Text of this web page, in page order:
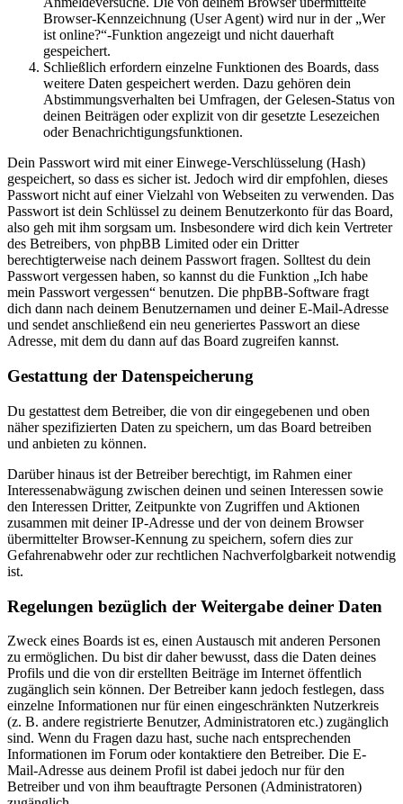
Browser-Kennzeichnung (User Agent) wird nur in der „Wer
ist online?“-Funktion angezeigt und nicht dauerhaft
gespeichert.
Schließlich erfordern einzelne Funktionen des Boards, dass
weitere Daten gespeichert werden. Dazu gehören dein
Abstimmungsverhalten bei Umfragen, der Gelesen-Status von
deinen Beiträgen oder explizit von dir gesetzte Lesezeichen
oder Benachrichtigungsfunktionen.
Dein Passwort wird mit einer Einwege-Verschlüsselung (Hash)
gespeichert, so dass es sicher ist. Jedoch wird dir empfohlen, dieses
Passwort nicht auf einer Vielzahl von Webseiten zu verwenden. Das
Passwort ist dein Schlüssel zu deinem Benutzerkonto für das Board,
also geh mit ihm sorgsam um. Insbesondere wird dich kein Vertreter
des Betreibers, von phpBB Limited oder ein Dritter
berechtigterweise nach deinem Passwort fragen. Solltest du dein
Passwort vergessen haben, so kannst du die Funktion „Ich habe
mein Passwort vergessen“ benutzen. Die phpBB-Software fragt
dich dann nach deinem Benutzernamen und deiner E-Mail-Adresse
und sendet anschließend ein neu generiertes Passwort an diese
Adresse, mit dem du dann auf das Board zugreifen kannst.
Gestattung der Datenspeicherung
Du gestattest dem Betreiber, die von dir eingegebenen und oben
näher spezifizierten Daten zu speichern, um das Board betreiben
und anbieten zu können.
Darüber hinaus ist der Betreiber berechtigt, im Rahmen einer
Interessenabwägung zwischen deinen und seinen Interessen sowie
den Interessen Dritter, Zeitpunkte von Zugriffen und Aktionen
zusammen mit deiner IP-Adresse und der von deinem Browser
übermittelter Browser-Kennung zu speichern, sofern dies zur
Gefahrenabwehr oder zur rechtlichen Nachverfolgbarkeit notwendig
ist.
Regelungen bezüglich der Weitergabe deiner Daten
Zweck eines Boards ist es, einen Austausch mit anderen Personen
zu ermöglichen. Du bist dir daher bewusst, dass die Daten deines
Profils und die von dir erstellten Beiträge im Internet öffentlich
zugänglich sein können. Der Betreiber kann jedoch festlegen, dass
einzelne Informationen nur für einen eingeschränkten Nutzerkreis
(z. B. andere registrierte Benutzer, Administratoren etc.) zugänglich
sind. Wenn du Fragen dazu hast, suche nach entsprechenden
Informationen im Forum oder kontaktiere den Betreiber. Die E-
Mail-Adresse aus deinem Profil ist dabei jedoch nur für den
Betreiber und von ihm beauftragte Personen (Administratoren)